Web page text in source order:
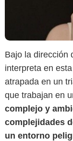
Bajo la dirección
interpreta en
atrapada en un
que trabajan en
complejo y
complejidades
un entorno